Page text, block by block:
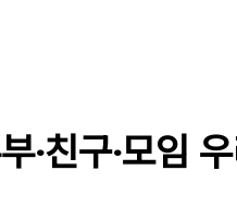
·친구·모임